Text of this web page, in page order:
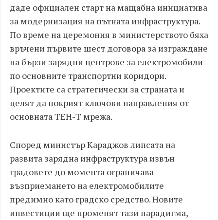
даде официален старт на мащабна инициатива
за модернизация на пътната инфраструктура.
По време на церемония в министерството бяха
връчени първите шест договора за изграждане
на бързи зарядни центрове за електромобили
по основните транспортни коридори.
Проектите са стратегически за страната и
целят да покрият ключови направления от
основната ТЕН-Т мрежа.
Според министър Караджов липсата на
развита зарядна инфраструктура извън
градовете до момента ограничава
възприемането на електромобилите
предимно като градско средство. Новите
инвестиции ще променят тази парадигма,